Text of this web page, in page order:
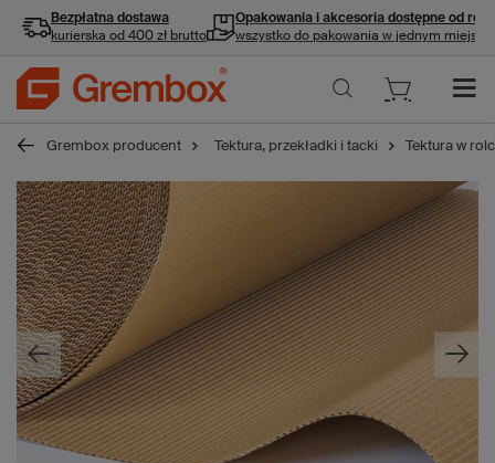
Bezpłatna dostawa
kurierska od 400 zł brutto
Opakowania i akcesoria dostępne od ręki
wszystko do pakowania w jednym miejscu
Grembox producent Tektura, przekładki i tacki Tektura w